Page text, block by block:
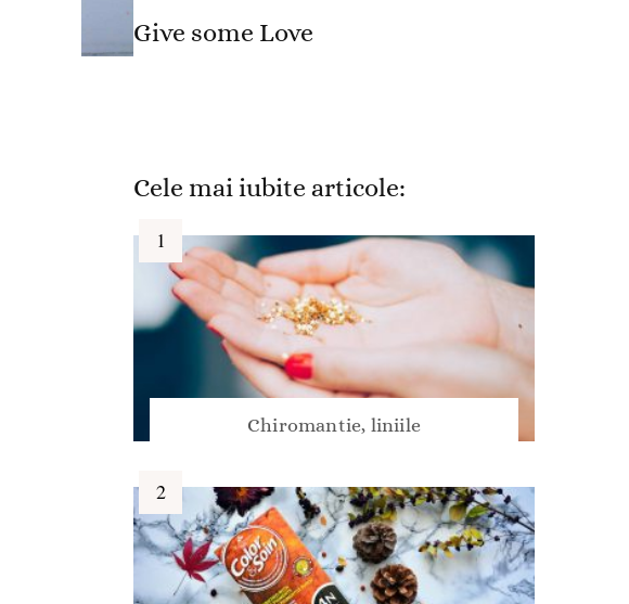
Give some Love
Cele mai iubite articole:
Chiromantie, liniile